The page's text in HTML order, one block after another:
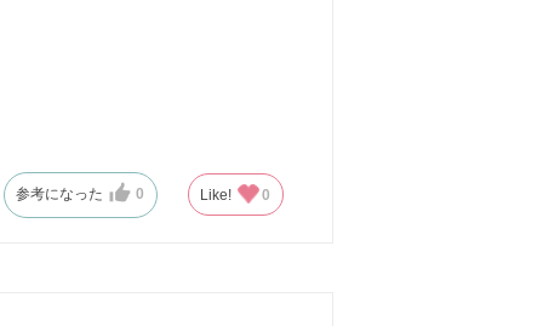
参考になった 0 Like! 0